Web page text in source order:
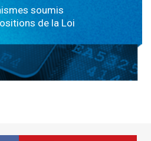
soumis
de la Loi